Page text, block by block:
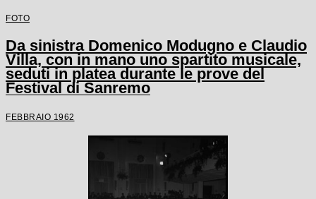
FOTO
Da sinistra Domenico Modugno e Claudio
Villa, con in mano uno spartito musicale,
seduti in platea durante le prove del
Festival di Sanremo
FEBBRAIO 1962